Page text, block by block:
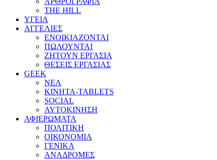
THE HILL
ΥΓΕΙΑ
ΑΓΓΕΛΙΕΣ
ΕΝΟΙΚΙΑΖΟΝΤΑΙ
ΠΩΛΟΥΝΤΑΙ
ΖΗΤΟΥΝ ΕΡΓΑΣΙΑ
ΘΕΣΕΙΣ ΕΡΓΑΣΙΑΣ
GEEK
ΝΕΑ
ΚΙΝΗΤΑ-TABLETS
SOCIAL
ΑΥΤΟΚΙΝΗΣΗ
ΑΦΙΕΡΩΜΑΤΑ
ΠΟΛΙΤΙΚΗ
ΟΙΚΟΝΟΜΙΑ
ΓΕΝΙΚΑ
ΑΝΑΔΡΟΜΕΣ